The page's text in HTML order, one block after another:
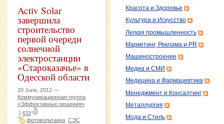
Activ Solar
завершила
строительство
первой очереди
солнечной
электростанции
«Староказачье» в
Одесской области
20 June, 2012 —
Коммуникационная группа
«Эффективные решения»
| 433
фотовольтаика СЭС
Красота и Здоровье
Культура и Искусство
Легкая промышленность
Маркетинг, Реклама и PR
Машиностроение
Медиа и СМИ
Медицина и Фармацевтика
Менеджмент и Консалтинг
Металлургия
Мода и Стиль